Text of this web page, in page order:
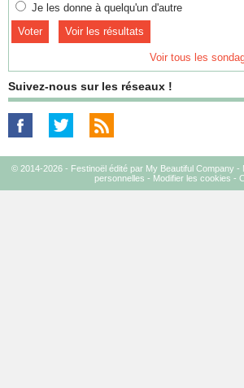
Je les donne à quelqu'un d'autre
Voir les résultats
Voir tous les
Suivez-nous sur les réseaux !
© 2014-2026 - Festinoël édité par My Beautiful Company -
personnelles - Modifier les cookies -